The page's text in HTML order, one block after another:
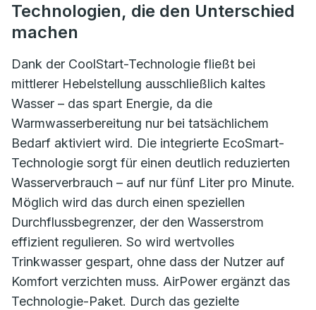
Technologien, die den Unterschied
machen
Dank der CoolStart-Technologie fließt bei
mittlerer Hebelstellung ausschließlich kaltes
Wasser – das spart Energie, da die
Warmwasserbereitung nur bei tatsächlichem
Bedarf aktiviert wird. Die integrierte EcoSmart-
Technologie sorgt für einen deutlich reduzierten
Wasserverbrauch – auf nur fünf Liter pro Minute.
Möglich wird das durch einen speziellen
Durchflussbegrenzer, der den Wasserstrom
effizient regulieren. So wird wertvolles
Trinkwasser gespart, ohne dass der Nutzer auf
Komfort verzichten muss. AirPower ergänzt das
Technologie-Paket. Durch das gezielte